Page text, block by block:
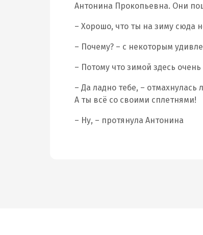
Антонина Прокопьевна. Они
– Хорошо, что ты на зиму сюда
– Почему? – с некоторым
– Потому что зимой здесь
– Да ладно тебе, –
А ты всё со своими сплетнями!
– Ну, – протянула Антонина